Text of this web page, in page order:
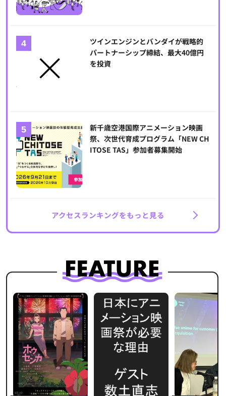
ツインエンジンとバンダイが戦略的
パートナーシップ締結、最大40億円
を投資
新千歳空港国際アニメーション映画
祭、次世代育成プログラム「NEW CH
ITOSE TAS」参加者募集開始
アクセスランキングをもっと見る